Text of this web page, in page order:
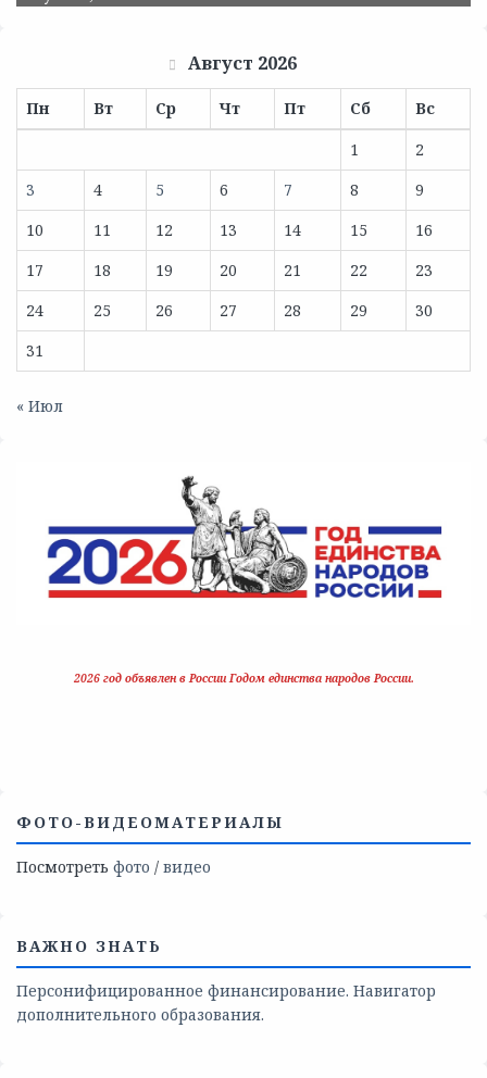
Август 2026
Пн Вт Ср Чт Пт Сб
Вс
1
2
3
4 5 6 7 8
9
10
11 12 13 14 15
16
17
18 19 20 21 22
23
24
25 26 27 28 29
30
31
« Июл
2026 год объявлен в России Годом единства народов России.
ФОТО-ВИДЕОМАТЕРИАЛЫ
Посмотреть фото / видео
ВАЖНО ЗНАТЬ
Персонифицированное финансирование. Навигатор
дополнительного образования.